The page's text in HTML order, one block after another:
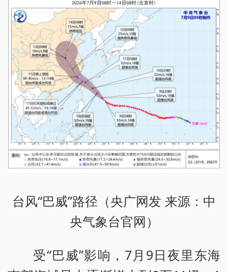
台风“巴威”路径（央广网发 来源：中
央气象台官网）
受“巴威”影响，7月9日夜里东海